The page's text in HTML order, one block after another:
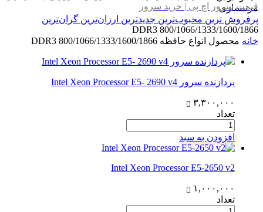
مرتبسازی
پرفروش ترین محبوب‌ترین جدیدترین ارزان‌ترین گران‌ترین
DDR3 800/1066/1333/1600/1866
خانه محصول انواع حافظه DDR3 800/1066/1333/1600/1866
پردازنده سرور Intel Xeon Processor E5- 2690 v4
۳,۳۰۰,۰۰۰
تعداد
افزودن به سبد
Intel Xeon Processor E5-2650 v2
۱,۰۰۰,۰۰۰
تعداد